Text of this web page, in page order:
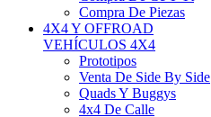
Compra De Piezas
4X4 Y OFFROAD
VEHÍCULOS 4X4
Prototipos
Venta De Side By Side
Quads Y Buggys
4x4 De Calle